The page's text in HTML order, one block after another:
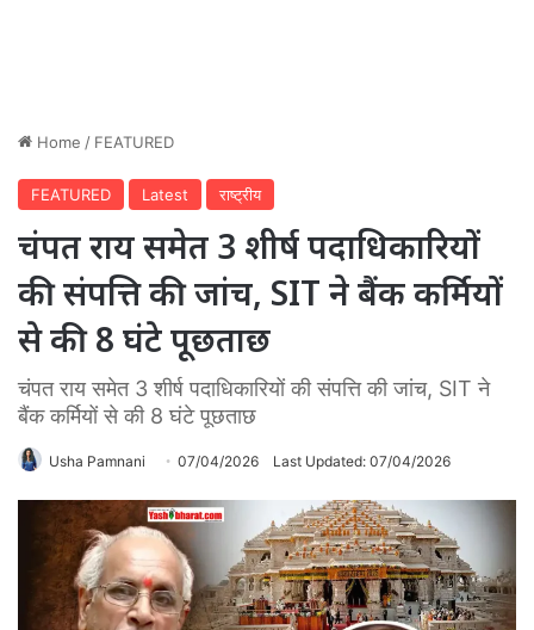
Home / FEATURED
FEATURED Latest राष्ट्रीय
चंपत राय समेत 3 शीर्ष पदाधिकारियों
की संपत्ति की जांच, SIT ने बैंक कर्मियों
से की 8 घंटे पूछताछ
चंपत राय समेत 3 शीर्ष पदाधिकारियों की संपत्ति की जांच, SIT ने
बैंक कर्मियों से की 8 घंटे पूछताछ
Usha Pamnani 07/04/2026 Last Updated: 07/04/2026